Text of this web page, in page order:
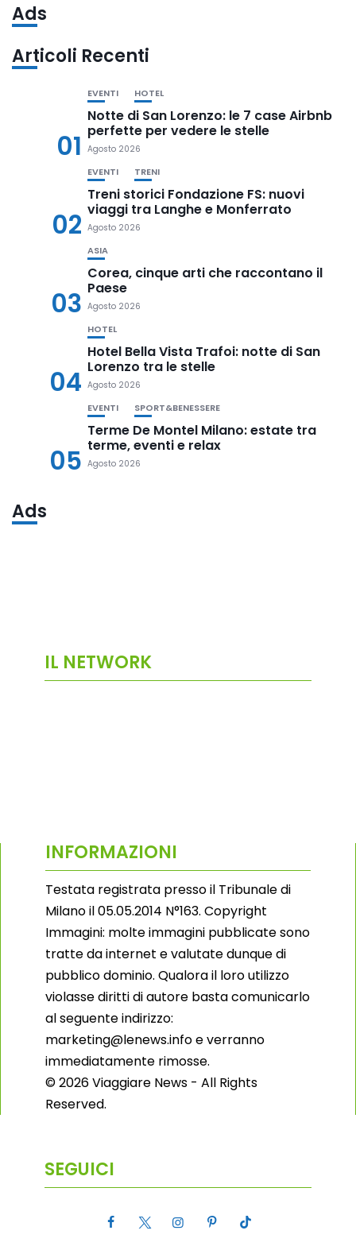
Ads
Articoli Recenti
01
EVENTI HOTEL
Notte di San Lorenzo: le 7 case Airbnb
perfette per vedere le stelle
Agosto 2026
02
EVENTI TRENI
Treni storici Fondazione FS: nuovi
viaggi tra Langhe e Monferrato
Agosto 2026
03
ASIA
Corea, cinque arti che raccontano il
Paese
Agosto 2026
04
HOTEL
Hotel Bella Vista Trafoi: notte di San
Lorenzo tra le stelle
Agosto 2026
05
EVENTI SPORT&BENESSERE
Terme De Montel Milano: estate tra
terme, eventi e relax
Agosto 2026
Ads
IL NETWORK
INFORMAZIONI
Testata registrata presso il Tribunale di
Milano il 05.05.2014 N°163. Copyright
Immagini: molte immagini pubblicate sono
tratte da internet e valutate dunque di
pubblico dominio. Qualora il loro utilizzo
violasse diritti di autore basta comunicarlo
al seguente indirizzo:
marketing@lenews.info e verranno
immediatamente rimosse.
© 2026 Viaggiare News - All Rights
Reserved.
SEGUICI